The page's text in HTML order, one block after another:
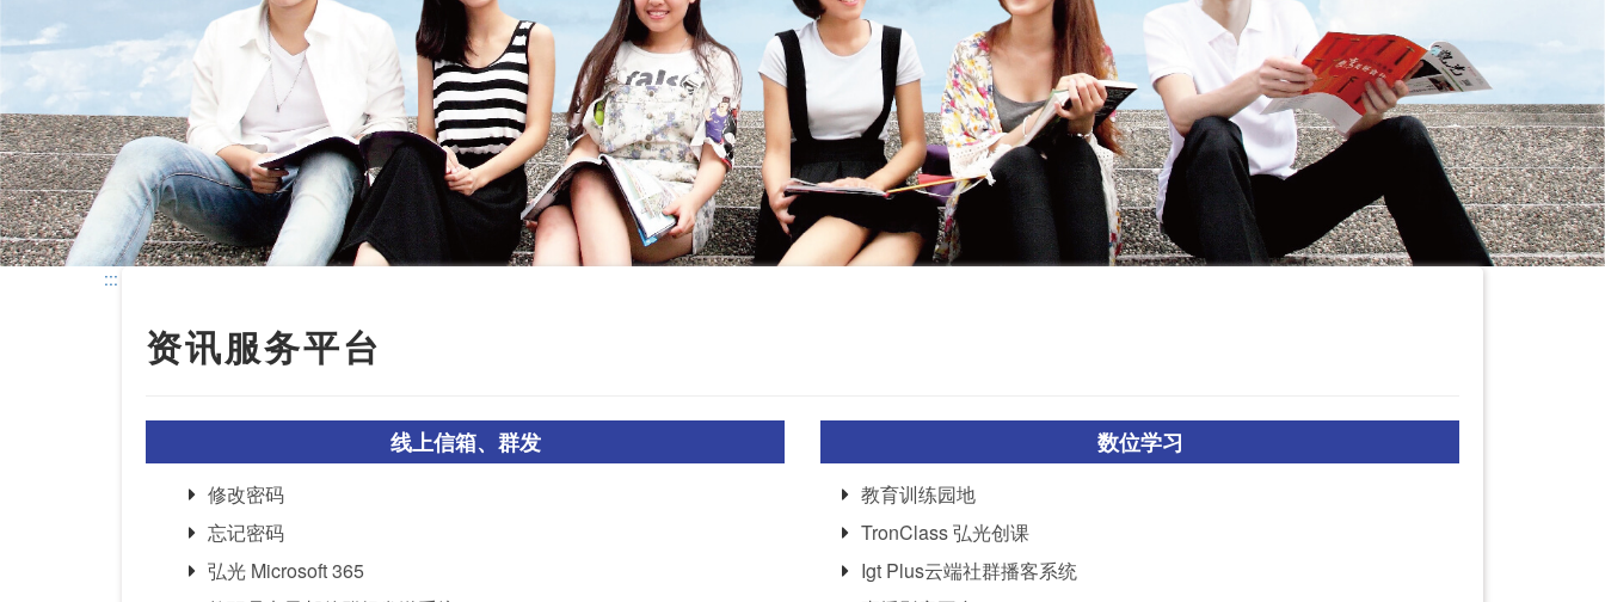
:::
资讯服务平台
线上信箱、群发
修改密码
忘记密码
弘光 Microsoft 365
数位学习
教育训练园地
TronClass 弘光创课
Igt Plus云端社群播客系统